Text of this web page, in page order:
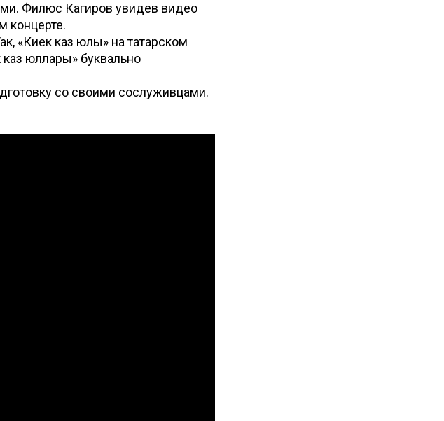
Филюс Кагиров увидев видео
концерте.
«Киек каз юлы» на татарском
юллары» буквально
со своими сослуживцами.